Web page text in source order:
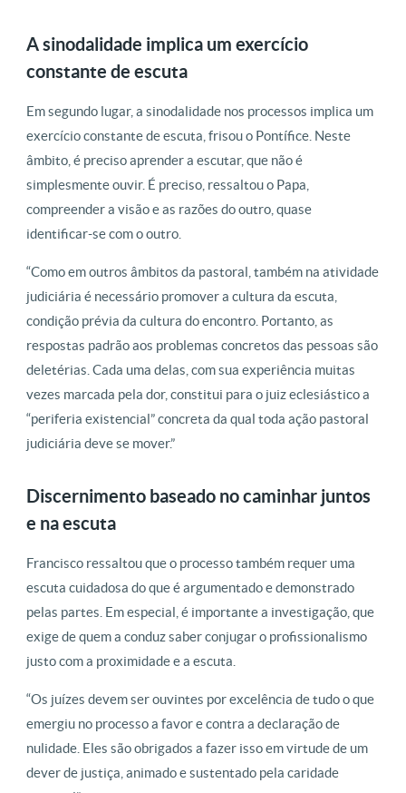
A sinodalidade implica um exercício
constante de escuta
Em segundo lugar, a sinodalidade nos processos implica um
exercício constante de escuta, frisou o Pontífice. Neste
âmbito, é preciso aprender a escutar, que não é
simplesmente ouvir. É preciso, ressaltou o Papa,
compreender a visão e as razões do outro, quase
identificar-se com o outro.
“Como em outros âmbitos da pastoral, também na atividade
judiciária é necessário promover a cultura da escuta,
condição prévia da cultura do encontro. Portanto, as
respostas padrão aos problemas concretos das pessoas são
deletérias. Cada uma delas, com sua experiência muitas
vezes marcada pela dor, constitui para o juiz eclesiástico a
“periferia existencial” concreta da qual toda ação pastoral
judiciária deve se mover.”
Discernimento baseado no caminhar juntos
e na escuta
Francisco ressaltou que o processo também requer uma
escuta cuidadosa do que é argumentado e demonstrado
pelas partes. Em especial, é importante a investigação, que
exige de quem a conduz saber conjugar o profissionalismo
justo com a proximidade e a escuta.
“Os juízes devem ser ouvintes por excelência de tudo o que
emergiu no processo a favor e contra a declaração de
nulidade. Eles são obrigados a fazer isso em virtude de um
dever de justiça, animado e sustentado pela caridade